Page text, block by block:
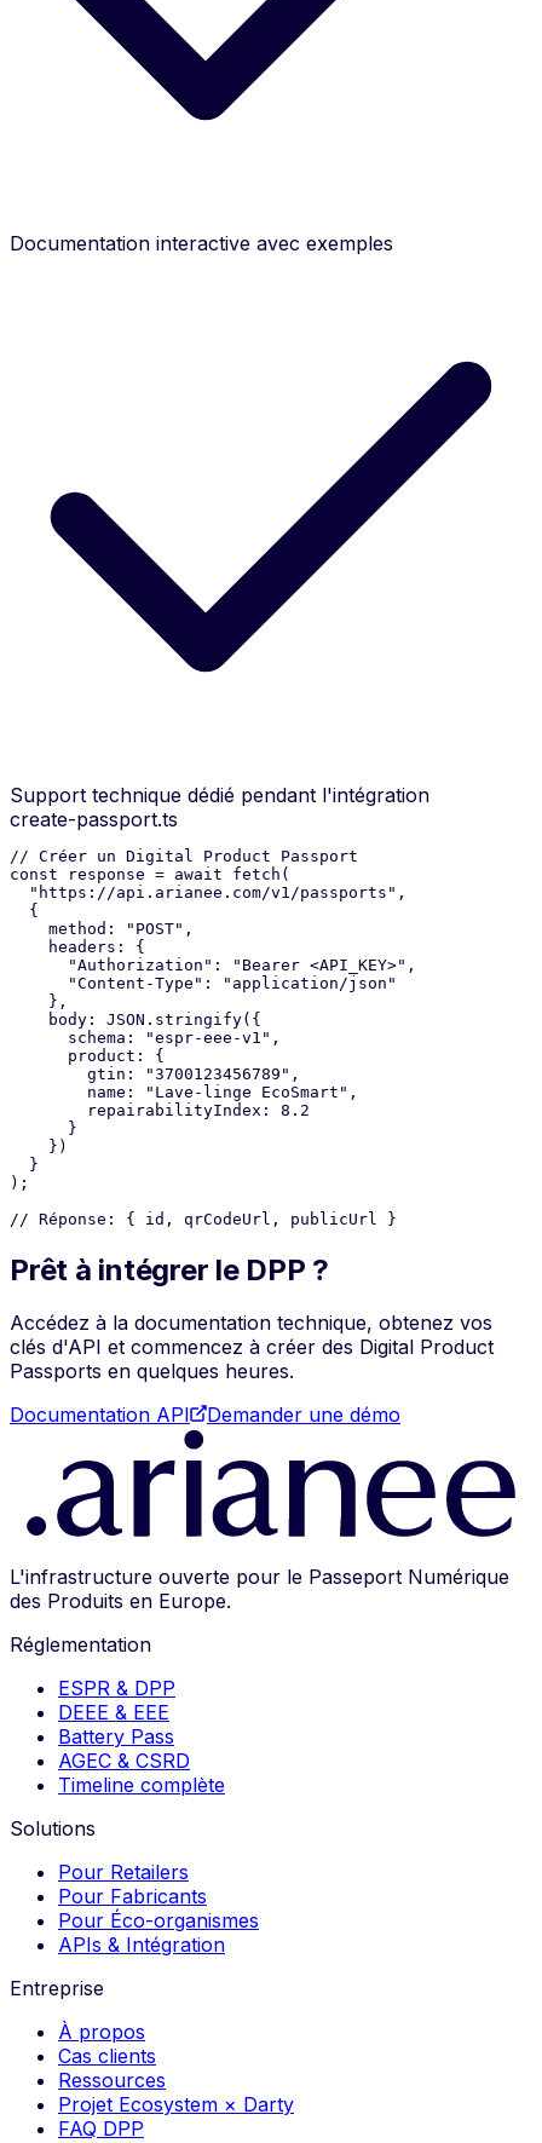
Documentation interactive avec exemples
Support technique dédié pendant l'intégration
create-passport.ts
// Créer un Digital Product Passport
const response = await fetch(
  "https://api.arianee.com/v1/passports"
,
  {
    method:
"POST" ,
    headers: {
"Authorization" : "Bearer <API_KEY>" ,
"Content-Type" :
"application/json"
    },
    body: JSON.stringify({
      schema:
"espr-eee-v1" ,
      product: {
        gtin:
"3700123456789" ,
        name:
"Lave-linge EcoSmart" ,
        repairabilityIndex:
8.2
      }
    })
  }
);
// Réponse: { id, qrCodeUrl, publicUrl }
Prêt à intégrer le DPP ?
Accédez à la documentation technique, obtenez vos
clés d'API et commencez à créer des Digital Product
Passports en quelques heures.
Documentation API
Demander une démo
L'infrastructure ouverte pour le Passeport Numérique
des Produits en Europe.
Réglementation
ESPR & DPP
DEEE & EEE
Battery Pass
AGEC & CSRD
Timeline complète
Solutions
Pour Retailers
Pour Fabricants
Pour Éco-organismes
APIs & Intégration
Entreprise
À propos
Cas clients
Ressources
Projet Ecosystem × Darty
FAQ DPP